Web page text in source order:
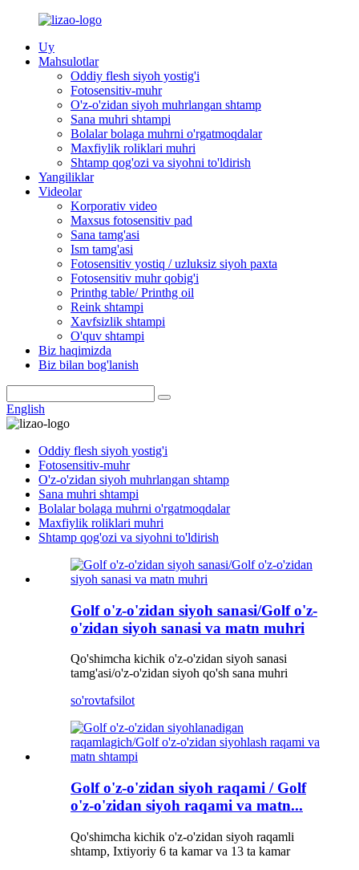
Uy
Mahsulotlar
Oddiy flesh siyoh yostig'i
Fotosensitiv-muhr
O'z-o'zidan siyoh muhrlangan shtamp
Sana muhri shtampi
Bolalar bolaga muhrni o'rgatmoqdalar
Maxfiylik roliklari muhri
Shtamp qog'ozi va siyohni to'ldirish
Yangiliklar
Videolar
Korporativ video
Maxsus fotosensitiv pad
Sana tamg'asi
Ism tamg'asi
Fotosensitiv yostiq / uzluksiz siyoh paxta
Fotosensitiv muhr qobig'i
Printhg table/ Printhg oil
Reink shtampi
Xavfsizlik shtampi
O'quv shtampi
Biz haqimizda
Biz bilan bog'lanish
English
Oddiy flesh siyoh yostig'i
Fotosensitiv-muhr
O'z-o'zidan siyoh muhrlangan shtamp
Sana muhri shtampi
Bolalar bolaga muhrni o'rgatmoqdalar
Maxfiylik roliklari muhri
Shtamp qog'ozi va siyohni to'ldirish
Golf o'z-o'zidan siyoh sanasi/Golf o'z-
o'zidan siyoh sanasi va matn muhri
Qo'shimcha kichik o'z-o'zidan siyoh sanasi
tamg'asi/o'z-o'zidan siyoh qo'sh sana muhri
so'rovtafsilot
Golf o'z-o'zidan siyoh raqami / Golf
o'z-o'zidan siyoh raqami va matn...
Qo'shimcha kichik o'z-o'zidan siyoh raqamli
shtamp, Ixtiyoriy 6 ta kamar va 13 ta kamar